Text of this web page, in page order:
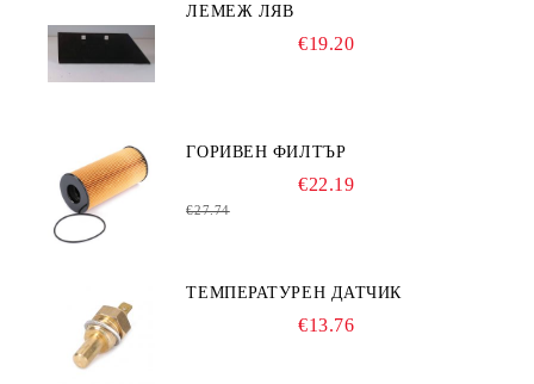
ЛЕМЕЖ ЛЯВ
€19.20
ГОРИВЕН ФИЛТЪР
€22.19
€27.74
ТЕМПЕРАТУРЕН ДАТЧИК
€13.76